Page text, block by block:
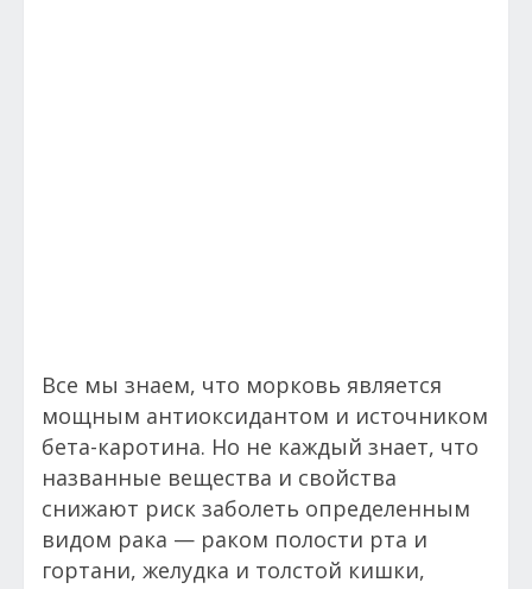
Все мы знаем, что морковь является
мощным антиоксидантом и источником
бета-каротина. Но не каждый знает, что
названные вещества и свойства
снижают риск заболеть определенным
видом рака — раком полости рта и
гортани, желудка и толстой кишки,